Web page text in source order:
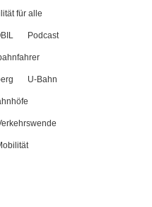
für alle
Podcast
U-Bahn